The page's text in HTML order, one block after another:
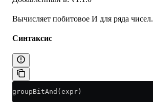
Вычисляет побитовое И для ряда чисел.
Синтаксис
groupBitAnd(expr)